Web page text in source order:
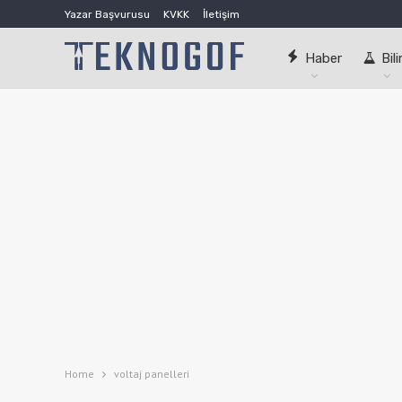
Yazar Başvurusu KVKK İletişim
Haber
Home voltaj panelleri